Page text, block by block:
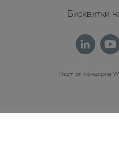
Бисквитки
Част от концерна